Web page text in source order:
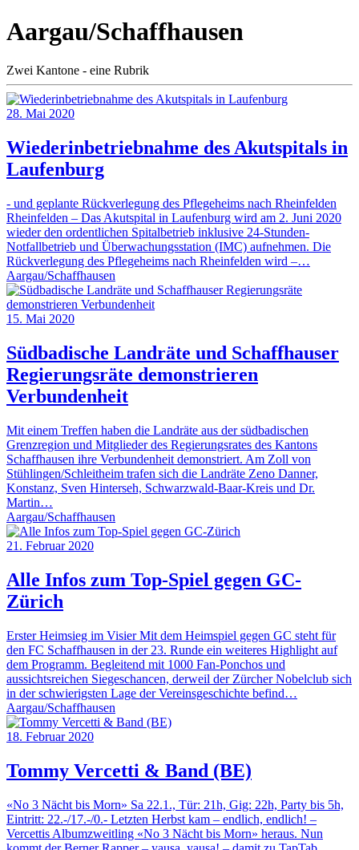
Aargau/Schaffhausen
Zwei Kantone - eine Rubrik
28. Mai 2020
Wiederinbetriebnahme des Akutspitals in
Laufenburg
- und geplante Rückverlegung des Pflegeheims nach Rheinfelden
Rheinfelden – Das Akutspital in Laufenburg wird am 2. Juni 2020
wieder den ordentlichen Spitalbetrieb inklusive 24-Stunden-
Notfallbetrieb und Überwachungsstation (IMC) aufnehmen. Die
Rückverlegung des Pflegeheims nach Rheinfelden wird –…
Aargau/Schaffhausen
15. Mai 2020
Südbadische Landräte und Schaffhauser
Regierungsräte demonstrieren
Verbundenheit
Mit einem Treffen haben die Landräte aus der südbadischen
Grenzregion und Mitglieder des Regierungsrates des Kantons
Schaffhausen ihre Verbundenheit demonstriert. Am Zoll von
Stühlingen/Schleitheim trafen sich die Landräte Zeno Danner,
Konstanz, Sven Hinterseh, Schwarzwald-Baar-Kreis und Dr.
Martin…
Aargau/Schaffhausen
21. Februar 2020
Alle Infos zum Top-Spiel gegen GC-
Zürich
Erster Heimsieg im Visier Mit dem Heimspiel gegen GC steht für
den FC Schaffhausen in der 23. Runde ein weiteres Highlight auf
dem Programm. Begleitend mit 1000 Fan-Ponchos und
aussichtsreichen Siegeschancen, derweil der Zürcher Nobelclub sich
in der schwierigsten Lage der Vereinsgeschichte befind…
Aargau/Schaffhausen
18. Februar 2020
Tommy Vercetti & Band (BE)
«No 3 Nächt bis Morn» Sa 22.1., Tür: 21h, Gig: 22h, Party bis 5h,
Eintritt: 22.-/17.-/0.- Letzten Herbst kam – endlich, endlich! –
Vercettis Albumzweitling «No 3 Nächt bis Morn» heraus. Nun